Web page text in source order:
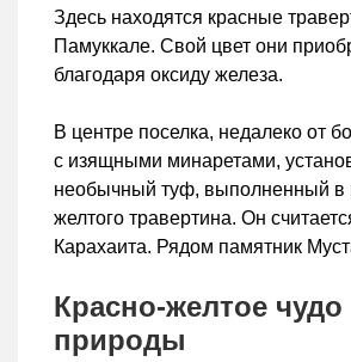
Здесь находятся красные
Памуккале. Свой цвет они
благодаря оксиду железа.
В центре поселка, недалеко от
с изящными минаретами,
необычный туф, выполненный в
желтого травертина. Он
Карахаита. Рядом памятник
Красно-желтое чудо
природы